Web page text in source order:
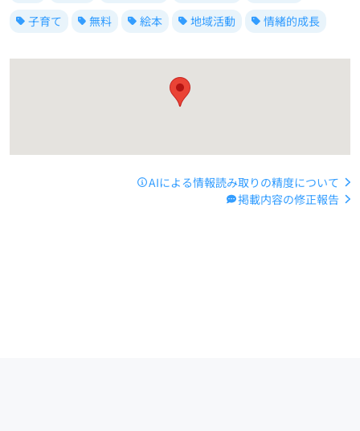
子育て
無料 絵本 地域活動 情緒的成長
AIによる情報読み取りの精度について
掲載内容の修正報告